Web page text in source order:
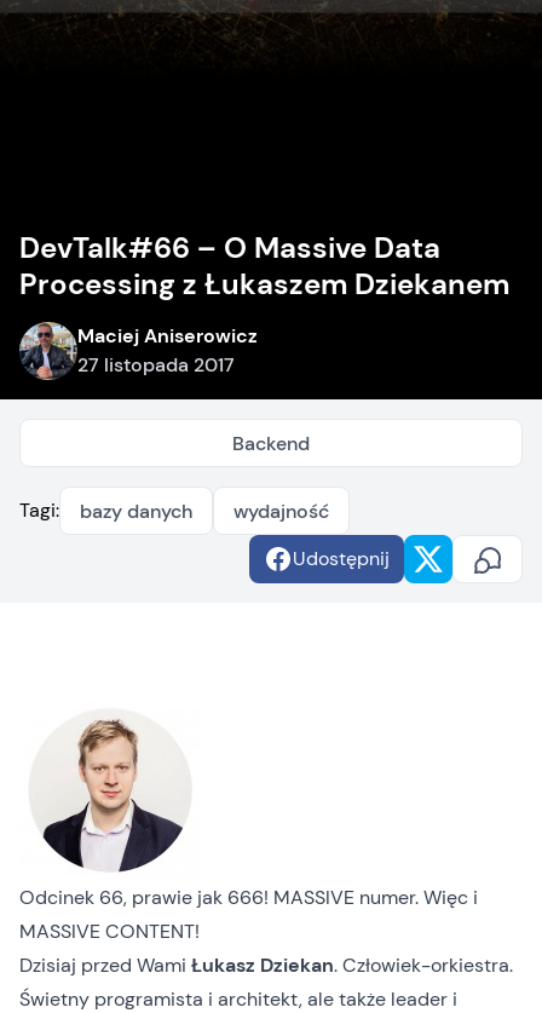
DevTalk#66 – O Massive Data
Processing z Łukaszem Dziekanem
Maciej Aniserowicz
27 listopada 2017
Backend
Tagi: bazy danych
wydajność
Udostępnij
Odcinek 66, prawie jak 666! MASSIVE numer. Więc i
MASSIVE CONTENT!
Dzisiaj przed Wami Łukasz Dziekan. Człowiek-orkiestra.
Świetny programista i architekt, ale także leader i